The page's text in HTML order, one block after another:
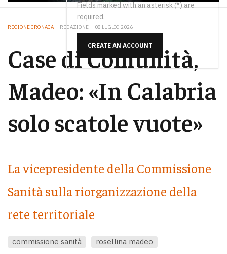
Fields marked with an asterisk (*) are
required.
CREATE AN ACCOUNT
REGIONE CRONACA REDAZIONE 08 LUGLIO 2026
Case di Comunità,
Madeo: «In Calabria
solo scatole vuote»
La vicepresidente della Commissione
Sanità sulla riorganizzazione della
rete territoriale
commissione sanità
rosellina madeo